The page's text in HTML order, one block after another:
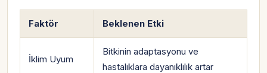
Faktör Beklenen Etki
İklim Uyum
Bitkinin adaptasyonu ve
hastalıklara dayanıklılık artar